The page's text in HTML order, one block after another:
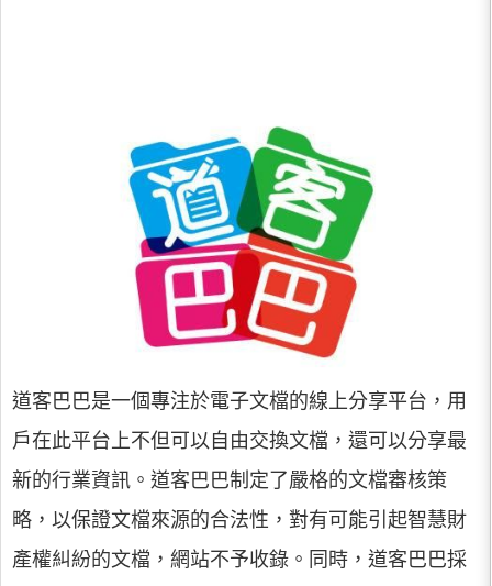
道客巴巴是一個專注於電子文檔的線上分享平台，用
戶在此平台上不但可以自由交換文檔，還可以分享最
新的行業資訊。道客巴巴制定了嚴格的文檔審核策
略，以保證文檔來源的合法性，對有可能引起智慧財
產權糾紛的文檔，網站不予收錄。同時，道客巴巴採